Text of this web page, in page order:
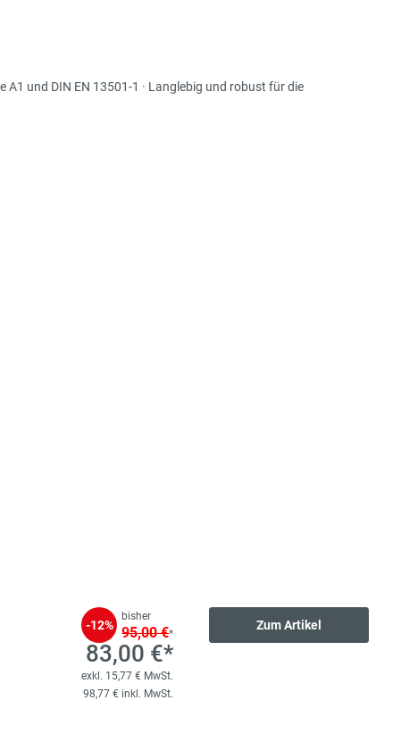
A1 und DIN EN 13501-1 · Langlebig und robust für die
-12%
bisher
95,00 €*
83,00 €*
exkl. 15,77 € MwSt.
98,77 € inkl. MwSt.
Zum Artikel